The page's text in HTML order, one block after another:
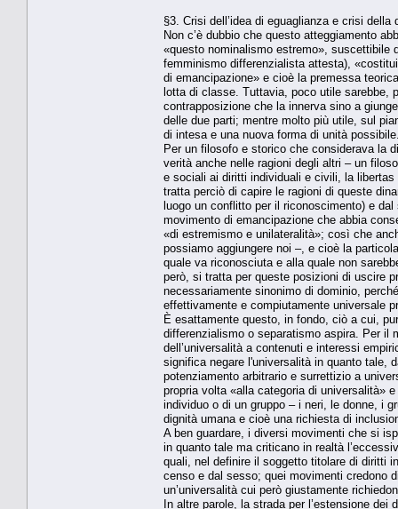
§3. Crisi dell’idea di eguaglianza e crisi della
Non c’è dubbio che questo atteggiamento
«questo nominalismo estremo», suscettibile
femminismo differenzialista attesta),
di emancipazione» e cioè la premessa
lotta di classe. Tuttavia, poco utile sarebbe,
contrapposizione che la innerva sino a
delle due parti; mentre molto più utile, sul
di intesa e una nuova forma di unità
Per un filosofo e storico che considerava la
verità anche nelle ragioni degli altri – un
e sociali ai diritti individuali e civili, la
tratta perciò di capire le ragioni di queste
luogo un conflitto per il riconoscimento) e
movimento di emancipazione che abbia
«di estremismo e unilateralità»; così che
possiamo aggiungere noi –, e cioè la
quale va riconosciuta e alla quale non
però, si tratta per queste posizioni di uscire
necessariamente sinonimo di dominio,
effettivamente e compiutamente universale
È esattamente questo, in fondo, ciò a cui,
differenzialismo o separatismo aspira. Per il
dell’universalità a contenuti e interessi
significa negare l'universalità in quanto tale,
potenziamento arbitrario e surrettizio a
propria volta «alla categoria di universalità»
individuo o di un gruppo – i neri, le donne, i
dignità umana e cioè una richiesta di
A ben guardare, i diversi movimenti che si
in quanto tale ma criticano in realtà
quali, nel definire il soggetto titolare di diritti
censo e dal sesso; quei movimenti credono
un’universalità cui però giustamente
In altre parole, la strada per l’estensione dei